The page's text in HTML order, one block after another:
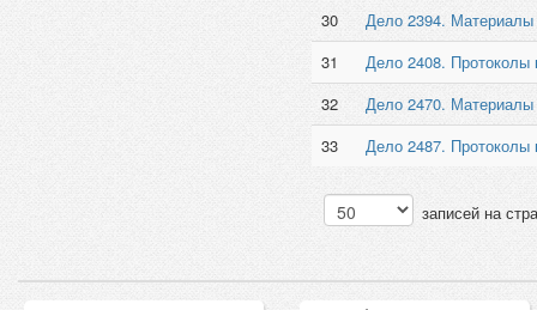
30
Дело 2394.
31
Дело 2408. Протоколы
32
Дело 2470. Материалы
33
Дело 2487. Протоколы
записей на